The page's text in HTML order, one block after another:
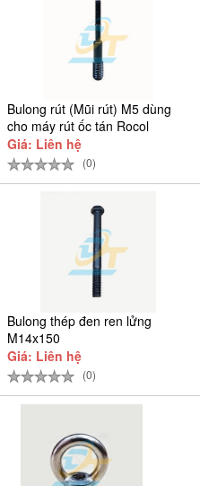
Bulong rút (Mũi rút) M5 dùng
cho máy rút ốc tán Rocol
Giá: Liên hệ
(0)
Bulong thép đen ren lửng
M14x150
Giá: Liên hệ
(0)